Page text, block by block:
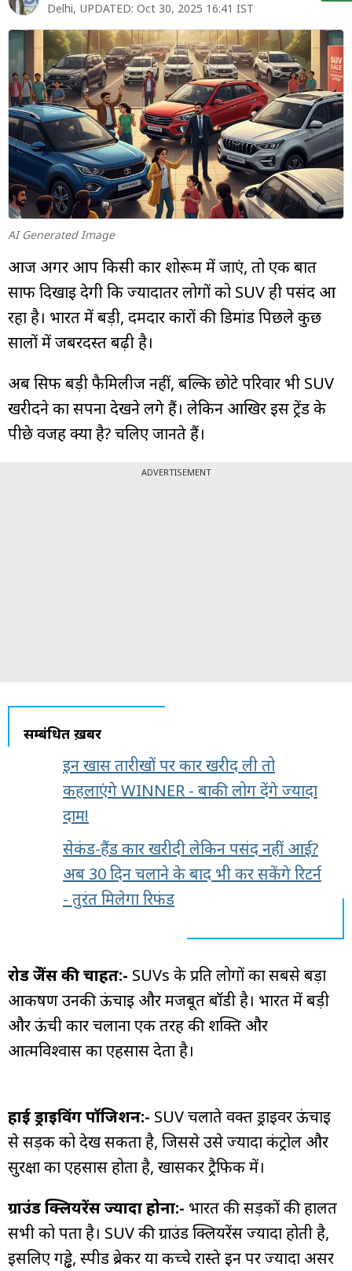
शेयर
बाज़ार
ट्रेंडिंग
बिजनेस
न्यूज
वीडियो
म्यूचुअल
फंड
Delhi, UPDATED: Oct 30, 2025 16:41 IST
AI Generated Image
आज अगर आप किसी कार शोरूम में जाएं, तो एक बात
साफ दिखाई देगी कि ज्यादातर लोगों को SUV ही पसंद आ
रहा है। भारत में बड़ी, दमदार कारों की डिमांड पिछले कुछ
सालों में जबरदस्त बढ़ी है।
अब सिर्फ बड़ी फैमिलीज नहीं, बल्कि छोटे परिवार भी SUV
खरीदने का सपना देखने लगे हैं। लेकिन आखिर इस ट्रेंड के
पीछे वजह क्या है? चलिए जानते हैं।
ADVERTISEMENT
सम्बंधित ख़बरें
इन खास तारीखों पर कार खरीद ली तो
कहलाएंगे WINNER - बाकी लोग देंगे ज्यादा
दाम!
सेकंड-हैंड कार खरीदी लेकिन पसंद नहीं आई?
अब 30 दिन चलाने के बाद भी कर सकेंगे रिटर्न
- तुरंत मिलेगा रिफंड
रोड प्रेजेंस की चाहत:- SUVs के प्रति लोगों का सबसे बड़ा
आकर्षण उनकी ऊंचाई और मजबूत बॉडी है। भारत में बड़ी
और ऊंची कार चलाना एक तरह की शक्ति और
आत्मविश्वास का एहसास देता है।
हाई ड्राइविंग पॉजिशन:- SUV चलाते वक्त ड्राइवर ऊंचाई
से सड़क को देख सकता है, जिससे उसे ज्यादा कंट्रोल और
सुरक्षा का एहसास होता है, खासकर ट्रैफिक में।
ग्राउंड क्लियरेंस ज्यादा होना:- भारत की सड़कों की हालत
सभी को पता है। SUV की ग्राउंड क्लियरेंस ज्यादा होती है,
इसलिए गड्ढे, स्पीड ब्रेकर या कच्चे रास्ते इन पर ज्यादा असर